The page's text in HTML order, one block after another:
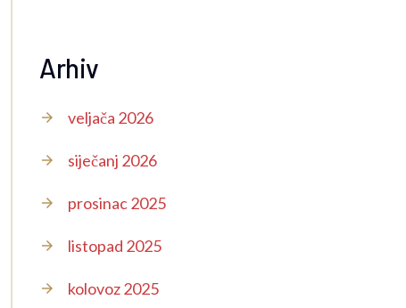
Arhiv
veljača 2026
siječanj 2026
prosinac 2025
listopad 2025
kolovoz 2025